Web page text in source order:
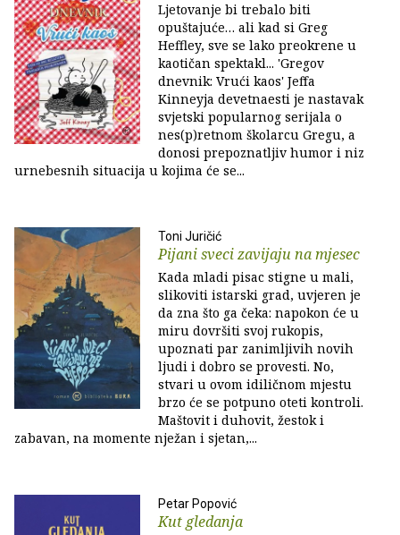
Ljetovanje bi trebalo biti
opuštajuće… ali kad si Greg
Heffley, sve se lako preokrene u
kaotičan spektakl... 'Gregov
dnevnik: Vrući kaos' Jeffa
Kinneyja devetnaesti je nastavak
svjetski popularnog serijala o
nes(p)retnom školarcu Gregu, a
donosi prepoznatljiv humor i niz
urnebesnih situacija u kojima će se...
Toni Juričić
Pijani sveci zavijaju na mjesec
Kada mladi pisac stigne u mali,
slikoviti istarski grad, uvjeren je
da zna što ga čeka: napokon će u
miru dovršiti svoj rukopis,
upoznati par zanimljivih novih
ljudi i dobro se provesti. No,
stvari u ovom idiličnom mjestu
brzo će se potpuno oteti kontroli.
Maštovit i duhovit, žestok i
zabavan, na momente nježan i sjetan,...
Petar Popović
Kut gledanja